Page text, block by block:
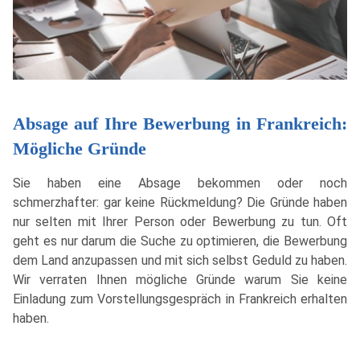
Absage auf Ihre Bewerbung in Frankreich:
Mögliche Gründe
Sie haben eine Absage bekommen oder noch
schmerzhafter: gar keine Rückmeldung? Die Gründe haben
nur selten mit Ihrer Person oder Bewerbung zu tun. Oft
geht es nur darum die Suche zu optimieren, die Bewerbung
dem Land anzupassen und mit sich selbst Geduld zu haben.
Wir verraten Ihnen mögliche Gründe warum Sie keine
Einladung zum Vorstellungsgespräch in Frankreich erhalten
haben.